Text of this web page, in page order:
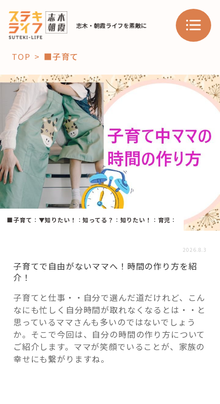
志木・朝霞ライフを素敵に
「コト」
子育て
おすすめ
スポット 学び・教育
「場」
HAREL 活用事例
「モノ」
fleXe リノベ事例
「ひと」
協賛・協力店
TOP ■子育て
■子育て ： ▼知りたい！ ：知ってる？ ： 知りたい！ ： 育児 ：
2026.8.3
子育てで自由がないママへ！時間の作り方を紹
介！
子育てと仕事・・自分で選んだ道だけれど、こん
なにも忙しく自分時間が取れなくなるとは・・と
思っているママさんも多いのではないでしょう
か。そこで今回は、自分の時間の作り方について
ご紹介します。ママが笑顔でいることが、家族の
幸せにも繋がりますね。